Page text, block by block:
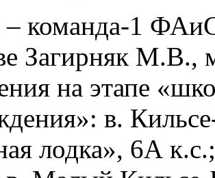
– команда-1
Загирняк М.В.,
на этапе
в.
лодка», 6А